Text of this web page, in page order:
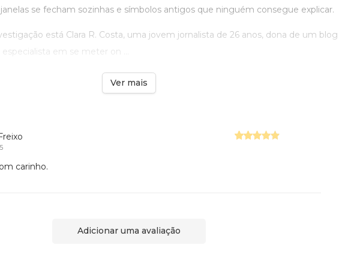
se fecham sozinhas e símbolos antigos que ninguém consegue explicar.
está Clara R. Costa, uma jovem jornalista de 26 anos, dona de um blog
em se meter on ...
Ver mais
carinho.
Adicionar uma avaliação